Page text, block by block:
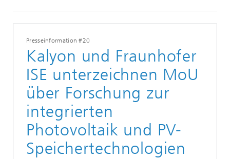
Presseinformation #20
Kalyon und Fraunhofer
ISE unterzeichnen MoU
über Forschung zur
integrierten
Photovoltaik und PV-
Speichertechnologien